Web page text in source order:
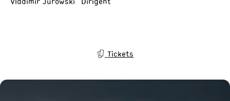
Tickets